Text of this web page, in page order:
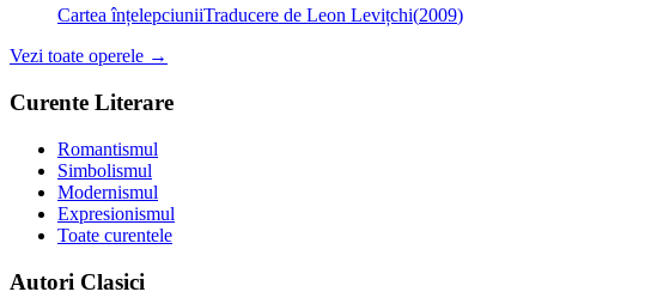
Cartea înțelepciuniiTraducere de Leon Levițchi(2009)
Vezi toate operele →
Curente Literare
Romantismul
Simbolismul
Modernismul
Expresionismul
Toate curentele
Autori Clasici